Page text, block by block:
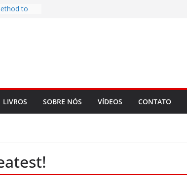
to
make
Rose
LIVROS SOBRE NÓS VÍDEOS CONTATO